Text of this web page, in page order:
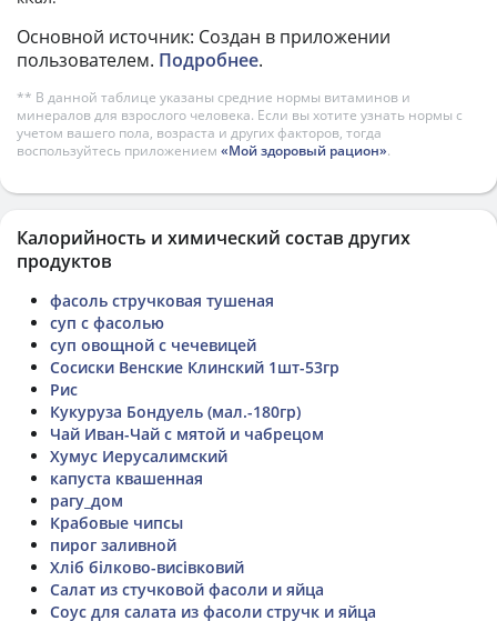
Основной источник: Создан в приложении
пользователем. Подробнее.
** В данной таблице указаны средние нормы витаминов и
минералов для взрослого человека. Если вы хотите узнать нормы с
учетом вашего пола, возраста и других факторов, тогда
воспользуйтесь приложением «Мой здоровый рацион».
Калорийность и химический состав других
продуктов
фасоль стручковая тушеная
суп с фасолью
суп овощной с чечевицей
Сосиски Венские Клинский 1шт-53гр
Рис
Кукуруза Бондуель (мал.-180гр)
Чай Иван-Чай с мятой и чабрецом
Хумус Иерусалимский
капуста квашенная
рагу_дом
Крабовые чипсы
пирог заливной
Хліб білково-висівковий
Салат из стучковой фасоли и яйца
Соус для салата из фасоли стручк и яйца